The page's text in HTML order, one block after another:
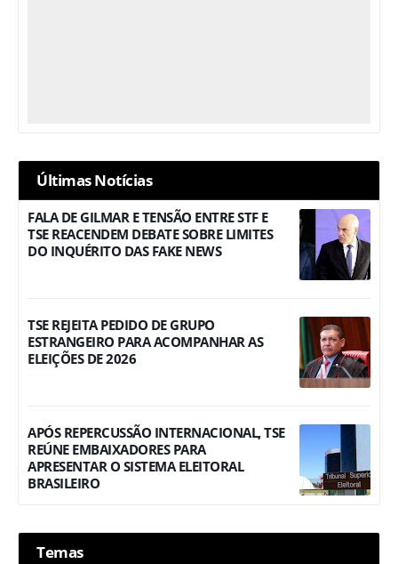
Últimas Notícias
FALA DE GILMAR E TENSÃO ENTRE STF E
TSE REACENDEM DEBATE SOBRE LIMITES
DO INQUÉRITO DAS FAKE NEWS
TSE REJEITA PEDIDO DE GRUPO
ESTRANGEIRO PARA ACOMPANHAR AS
ELEIÇÕES DE 2026
APÓS REPERCUSSÃO INTERNACIONAL, TSE
REÚNE EMBAIXADORES PARA
APRESENTAR O SISTEMA ELEITORAL
BRASILEIRO
Temas